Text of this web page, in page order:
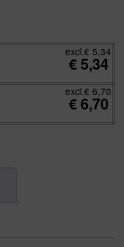
excl.€ 5,34
€5,34
excl.€ 6,70
€6,70